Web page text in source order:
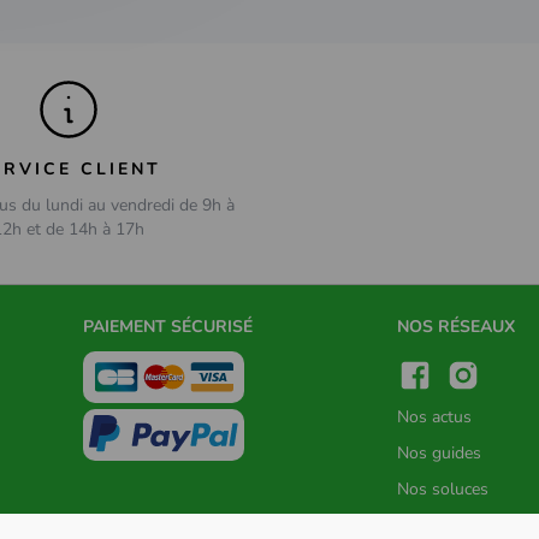
CLIENT
du lundi au vendredi de 9h à
et de 14h à 17h
PAIEMENT SÉCURISÉ NOS RÉSEAUX
Nos actus
Nos guides
Nos soluces